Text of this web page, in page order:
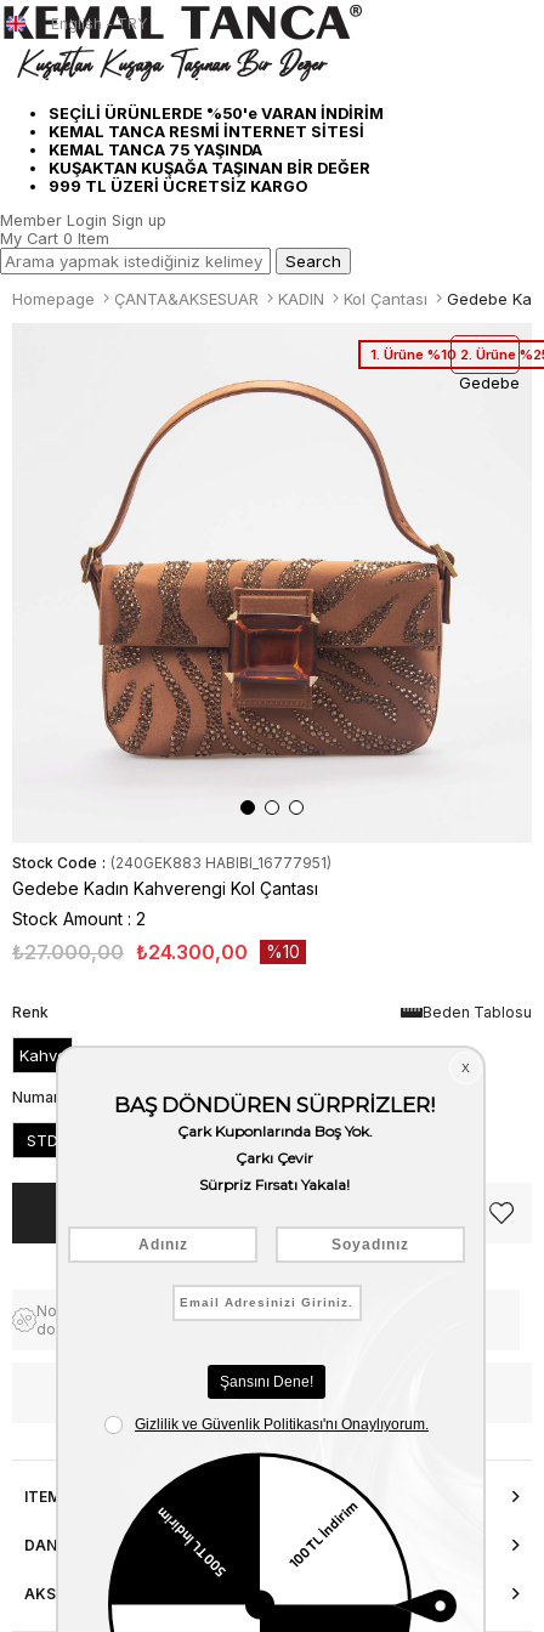
SEÇİLİ ÜRÜNLERDE %50'e VARAN İNDİRİM
KEMAL TANCA RESMİ İNTERNET SİTESİ
KEMAL TANCA 75 YAŞINDA
KUŞAKTAN KUŞAĞA TAŞINAN BİR DEĞER
999 TL ÜZERİ ÜCRETSİZ KARGO
English - TRY
Member Login Sign up
My Cart 0 Item
Homepage ÇANTA&AKSESUAR KADIN Kol Çantası Gedebe
1. Ürüne %10 2. Ürüne
Gedebe
Stock Code (240GEK883 HABIBI_16777951)
Gedebe Kadın Kahverengi Kol Çantası
Stock Amount : 2
₺27.000,00 ₺24.300,00 10
Beden Tablosu
Renk
Kahve
Numara
STD
Notify me when the price goes
down
Free Shipping
WhatsApp’tan Bilgi Al
ITEM FEATURES
DANIŞMA HATTI
AKSESUAR ONARIMI